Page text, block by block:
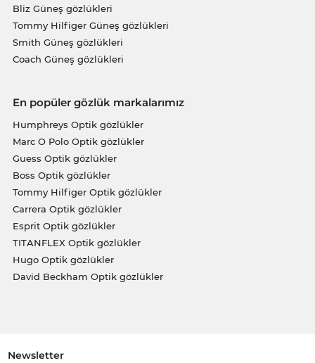
Bliz Güneş gözlükleri
Tommy Hilfiger Güneş gözlükleri
Smith Güneş gözlükleri
Coach Güneş gözlükleri
En popüler gözlük markalarımız
Humphreys Optik gözlükler
Marc O Polo Optik gözlükler
Guess Optik gözlükler
Boss Optik gözlükler
Tommy Hilfiger Optik gözlükler
Carrera Optik gözlükler
Esprit Optik gözlükler
TITANFLEX Optik gözlükler
Hugo Optik gözlükler
David Beckham Optik gözlükler
Newsletter